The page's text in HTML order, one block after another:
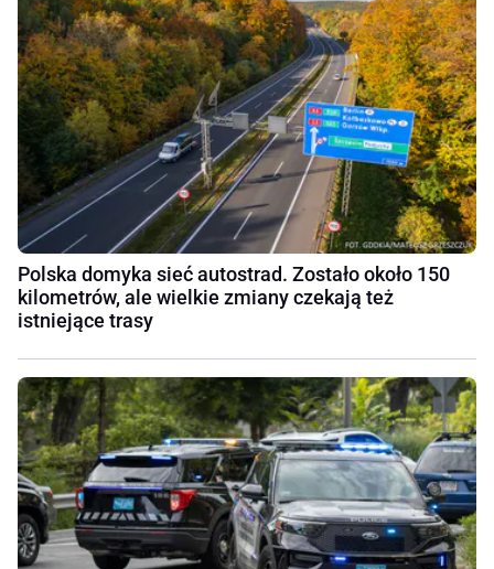
Polska domyka sieć autostrad. Zostało około 150
kilometrów, ale wielkie zmiany czekają też
istniejące trasy